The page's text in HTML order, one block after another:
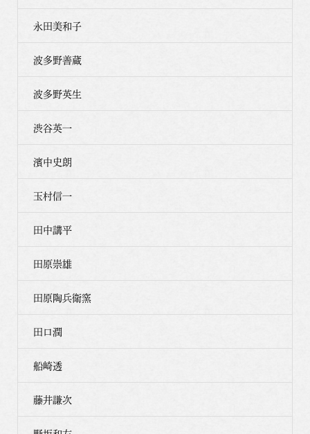
永田美和子
波多野善蔵
波多野英生
渋谷英一
濱中史朗
玉村信一
田中講平
田原崇雄
田原陶兵衛窯
田口潤
船崎透
藤井謙次